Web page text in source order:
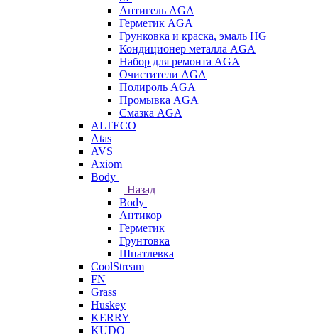
Антигель AGA
Герметик AGA
Грунковка и краска, эмаль HG
Кондиционер металла AGA
Набор для ремонта AGA
Очистители AGA
Полироль AGA
Промывка AGA
Смазка AGA
ALTECO
Atas
AVS
Axiom
Body
Назад
Body
Антикор
Герметик
Грунтовка
Шпатлевка
CoolStream
FN
Grass
Huskey
KERRY
KUDO